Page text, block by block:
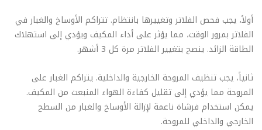
أولاً، يجب فحص الفلاتر وتغييرها بانتظام. تتراكم الأوساخ والغبار في
الفلاتر بمرور الوقت، مما يؤثر على أداء المكيف ويؤدي إلى استهلاك
الطاقة الزائد. ينصح بتغيير الفلاتر مرة كل 3 أشهر.
ثانياً، يجب تنظيف المروحة الخارجية والداخلية. يتراكم الغبار على
المروحة مما يؤدي إلى تقليل كفاءة الهواء المنبعث من المكيف.
يمكن استخدام فرشاة ناعمة لإزالة الأوساخ والغبار من السطح
الخارجي والداخلي للمروحة.